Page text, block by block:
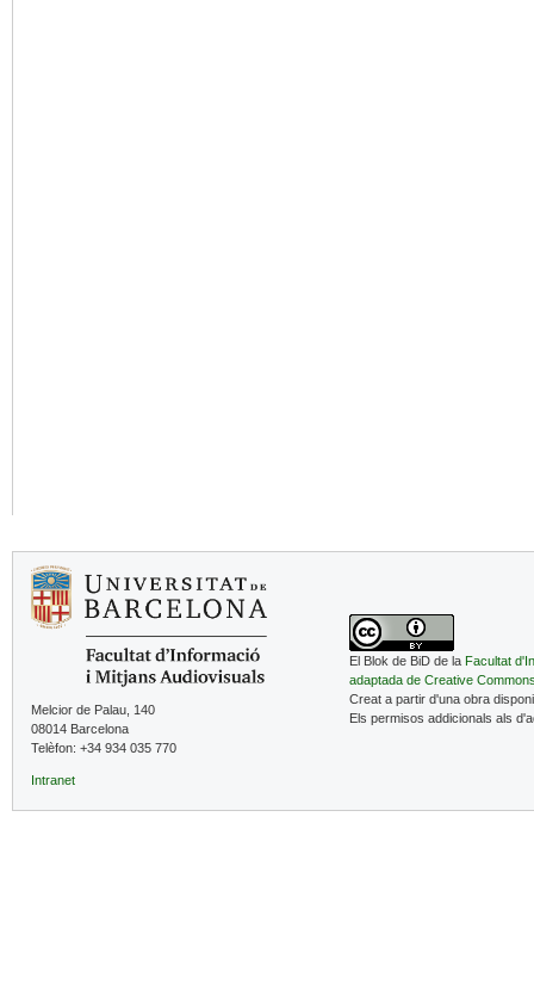
Melcior de Palau, 140
08014 Barcelona
Telèfon: +34 934 035 770
Intranet
El Blok de BiD de la Facultat
adaptada de Creative
Creat a partir d'una obra
Els permisos addicionals als